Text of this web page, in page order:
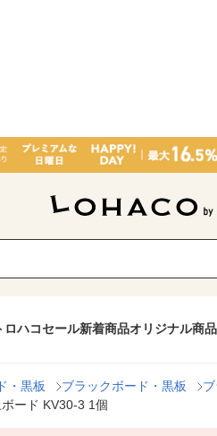
ロハコセール新着商品オリジナル商品
・黒板 ブラックボード・黒板
ード KV30-3 1個